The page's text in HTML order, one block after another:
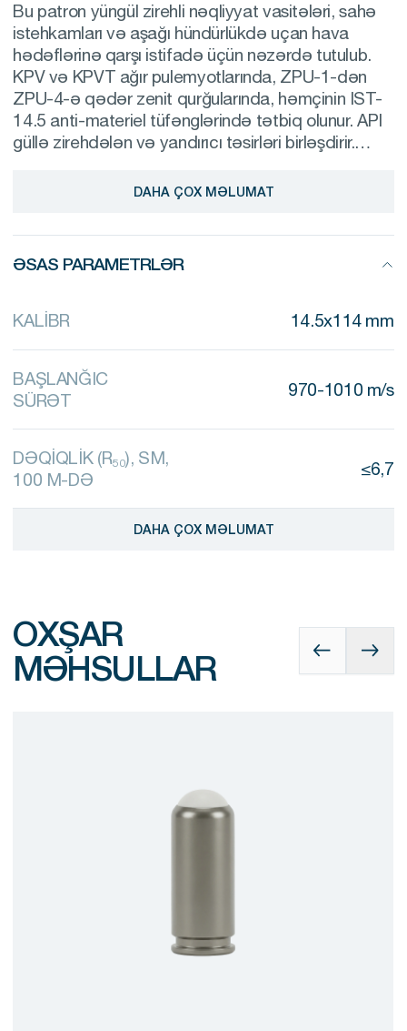
Bu patron yüngül zirehli nəqliyyat vasitələri, sahə
istehkamları və aşağı hündürlükdə uçan hava
hədəflərinə qarşı istifadə üçün nəzərdə tutulub.
KPV və KPVT ağır pulemyotlarında, ZPU-1-dən
ZPU-4-ə qədər zenit qurğularında, həmçinin IST-
14.5 anti-materiel tüfənglərində tətbiq olunur. API
güllə zirehdələn və yandırıcı təsirləri birləşdirir.
DAHA ÇOX MƏLUMAT
ƏSAS PARAMETRLƏR
KALİBR 14.5x114 mm
BAŞLANĞIC
SÜRƏT
970-1010 m/s
DƏQİQLİK (R₅₀), SM,
100 M-DƏ
≤6,7
DAHA ÇOX MƏLUMAT
OXŞAR
MƏHSULLAR